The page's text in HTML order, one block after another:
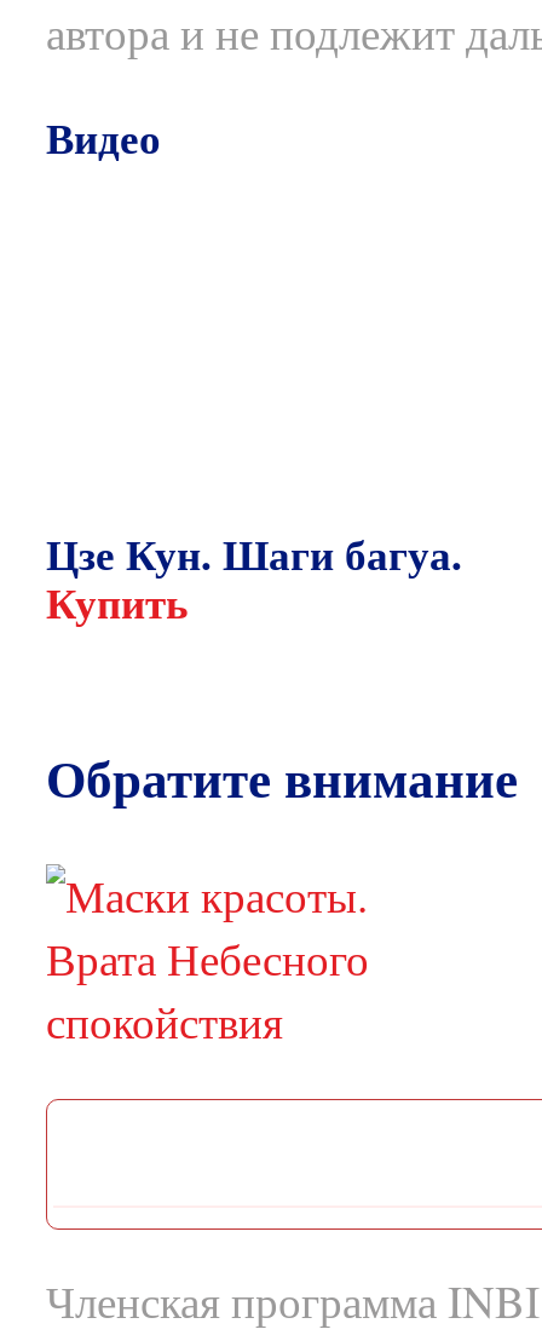
автора и не подлежит
Видео
Цзе Кун. Шаги багуа.
Купить
Обратите внимание
Членская программа INBI